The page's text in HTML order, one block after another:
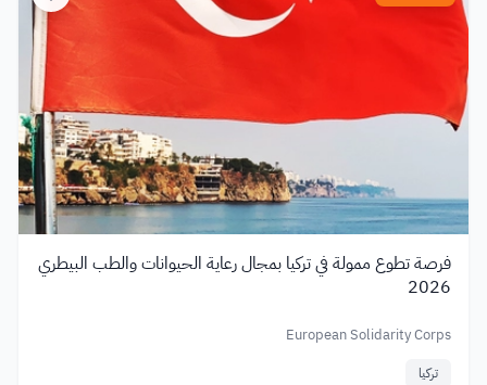
فرصة تطوع ممولة في تركيا بمجال رعاية الحيوانات والطب البيطري
2026
European Solidarity Corps
تركيا